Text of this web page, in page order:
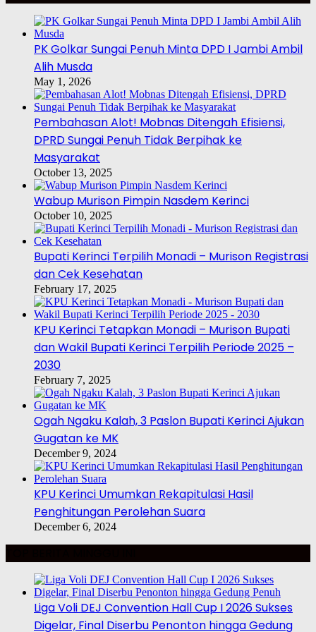
PK Golkar Sungai Penuh Minta DPD I Jambi Ambil
Alih Musda
May 1, 2026
Pembahasan Alot! Mobnas Ditengah Efisiensi,
DPRD Sungai Penuh Tidak Berpihak ke
Masyarakat
October 13, 2025
Wabup Murison Pimpin Nasdem Kerinci
October 10, 2025
Bupati Kerinci Terpilih Monadi – Murison Registrasi
dan Cek Kesehatan
February 17, 2025
KPU Kerinci Tetapkan Monadi – Murison Bupati
dan Wakil Bupati Kerinci Terpilih Periode 2025 –
2030
February 7, 2025
Ogah Ngaku Kalah, 3 Paslon Bupati Kerinci Ajukan
Gugatan ke MK
December 9, 2024
KPU Kerinci Umumkan Rekapitulasi Hasil
Penghitungan Perolehan Suara
December 6, 2024
Liga Voli DEJ Convention Hall Cup I 2026 Sukses
Digelar, Final Diserbu Penonton hingga Gedung